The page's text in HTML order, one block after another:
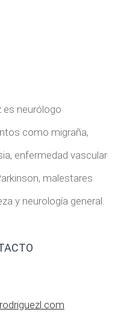
es neurólogo
como migraña,
enfermedad vascular
malestares
y neurología general.